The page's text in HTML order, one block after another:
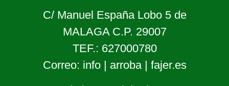
C/ Manuel España Lobo 5 de
MALAGA C.P. 29007
TEF.: 627000780
Correo: info | arroba | fajer.es